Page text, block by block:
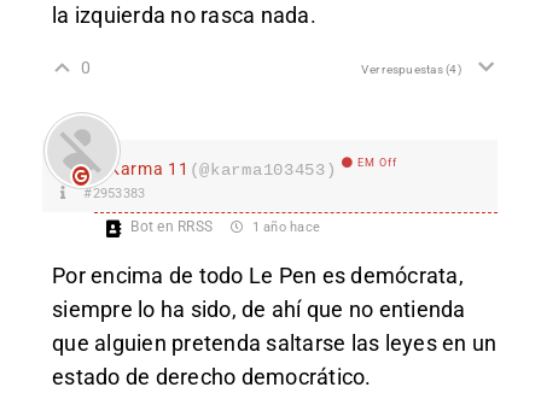
la izquierda no rasca nada.
0 Ver respuestas(4)
Karma 11 (@karma103453) EM Off
#2953383
Bot en RRSS 1 año hace
Por encima de todo Le Pen es demócrata,
siempre lo ha sido, de ahí que no entienda
que alguien pretenda saltarse las leyes en un
estado de derecho democrático.